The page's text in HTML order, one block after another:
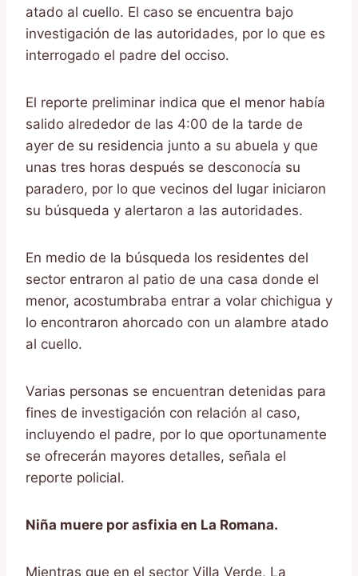
atado al cuello. El caso se encuentra bajo
investigación de las autoridades, por lo que es
interrogado el padre del occiso.
El reporte preliminar indica que el menor había
salido alrededor de las 4:00 de la tarde de
ayer de su residencia junto a su abuela y que
unas tres horas después se desconocía su
paradero, por lo que vecinos del lugar iniciaron
su búsqueda y alertaron a las autoridades.
En medio de la búsqueda los residentes del
sector entraron al patio de una casa donde el
menor, acostumbraba entrar a volar chichigua y
lo encontraron ahorcado con un alambre atado
al cuello.
Varias personas se encuentran detenidas para
fines de investigación con relación al caso,
incluyendo el padre, por lo que oportunamente
se ofrecerán mayores detalles, señala el
reporte policial.
Niña muere por asfixia en La Romana.
Mientras que en el sector Villa Verde, La